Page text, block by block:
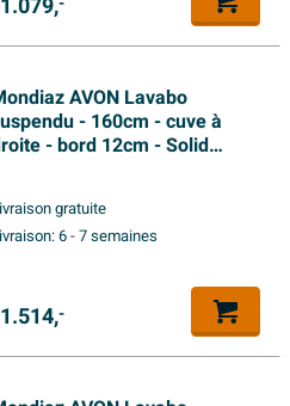
AVON Lavabo
- 160cm - cuve à
- bord 12cm - Solid
gratuite
6 - 7 semaines
1.514,-